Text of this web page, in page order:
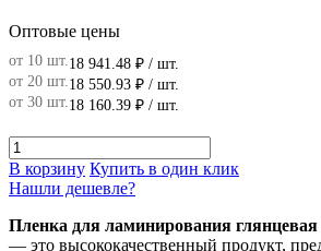
Оптовые цены
от 10 шт. 18 941.48 ₽ / шт.
от 20 шт. 18 550.93 ₽ / шт.
от 30 шт. 18 160.39 ₽ / шт.
В корзину Купить в один клик
Нашли дешевле?
Пленка для ламинирования
— это высококачественный продукт,